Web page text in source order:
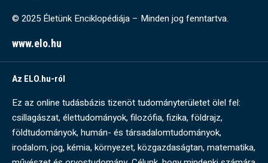
© 2025 Életünk Enciklopédiája – Minden jog fenntartva.
www.elo.hu
Az ELO.hu-ról
Ez az online tudásbázis tizenöt tudományterületet ölel fel:
csillagászat, élettudományok, filozófia, fizika, földrajz,
földtudományok, humán- és társadalomtudományok,
irodalom, jog, kémia, környezet, közgazdaságtan, matematika,